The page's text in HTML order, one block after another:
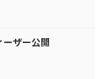
ザー公開